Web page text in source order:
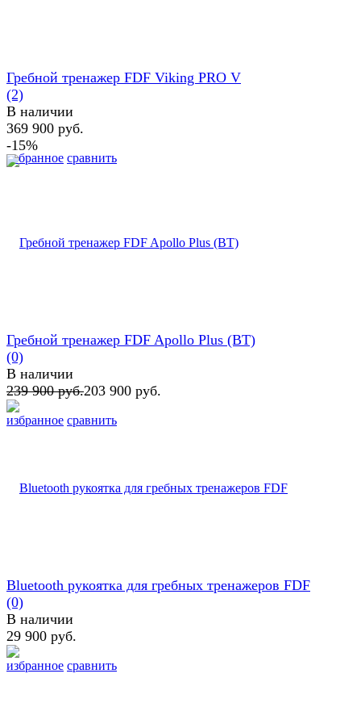
избранное сравнить
Гребной тренажер FDF Viking PRO V
(2)
В наличии
369 900 руб.
-15%
избранное сравнить
Гребной тренажер FDF Apollo Plus (BT)
(0)
В наличии
239 900 руб.203 900 руб.
избранное сравнить
Bluetooth рукоятка для гребных тренажеров FDF
(0)
В наличии
29 900 руб.